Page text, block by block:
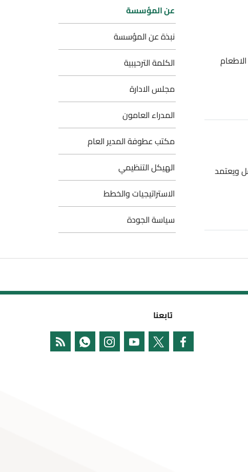
عن المؤسسة
نبذة عن المؤسسة
الكلمة الترحيبية
مجلس الادارة
المدراء العامون
مكتب عطوفة المدير العام
الهيكل التنظيمي
الاستراتيجيات والخطط
سياسة الجودة